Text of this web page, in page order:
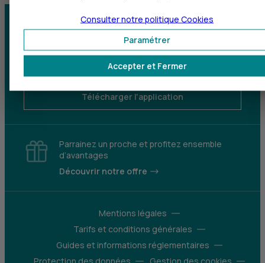
Centre d'aide Trouver une agence
Sourds et
Télécharger l'application
Parrainez un proche et profitez ensemble
d’avantages
Découvrir notre offre
Mentions légales
Tarifs et conditions générales
Guides et informations réglementaires
Accepter et Fermer
Paramétrer
Consulter notre politique Cookies